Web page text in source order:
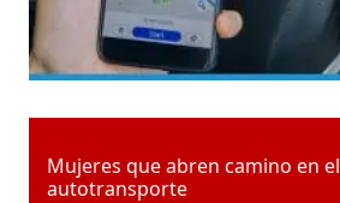
Mujeres que abren camino en el
autotransporte